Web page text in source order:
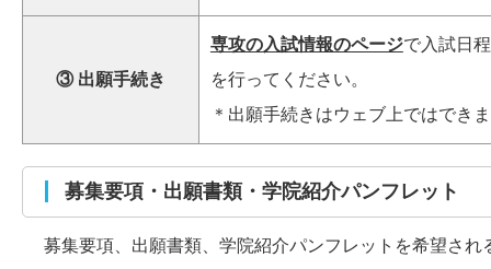
③ 出願手続き
専攻の入試情報のページで入試日
を行ってください。
＊出願手続きはウェブ上ではでき
募集要項・出願書類・学院紹介パンフレット
募集要項、出願書類、学院紹介パンフレットを希望さ